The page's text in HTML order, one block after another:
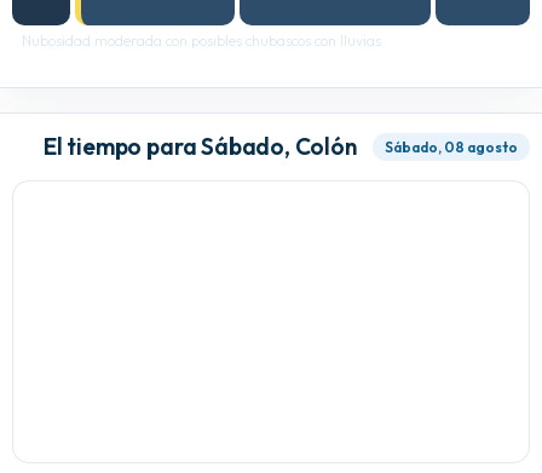
Nubosidad moderada con posibles chubascos con lluvias
El tiempo para Sábado, Colón Sábado, 08 agosto